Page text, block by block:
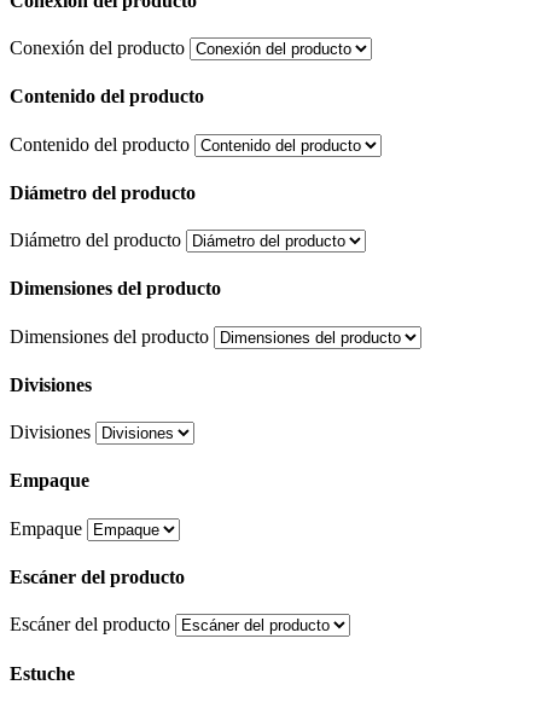
Conexión del producto
Contenido del producto
Contenido del producto
Diámetro del producto
Diámetro del producto
Dimensiones del producto
Dimensiones del producto
Divisiones
Divisiones
Empaque
Empaque
Escáner del producto
Escáner del producto
Estuche